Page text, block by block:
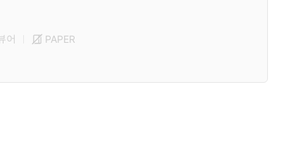
어 PAPER